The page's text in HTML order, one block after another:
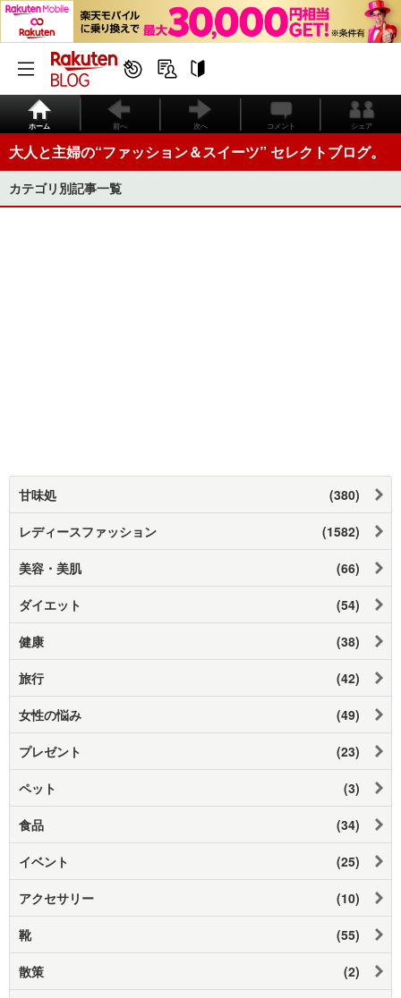
ホーム 前へ 次へ コメント シェア
大人と主婦の“ファッション＆スイーツ” セレクトブログ。
カテゴリ別記事一覧
甘味処 (380)
レディースファッション (1582)
美容・美肌 (66)
ダイエット (54)
健康 (38)
旅行 (42)
女性の悩み (49)
プレゼント (23)
ペット (3)
食品 (34)
イベント (25)
アクセサリー (10)
靴 (55)
散策 (2)